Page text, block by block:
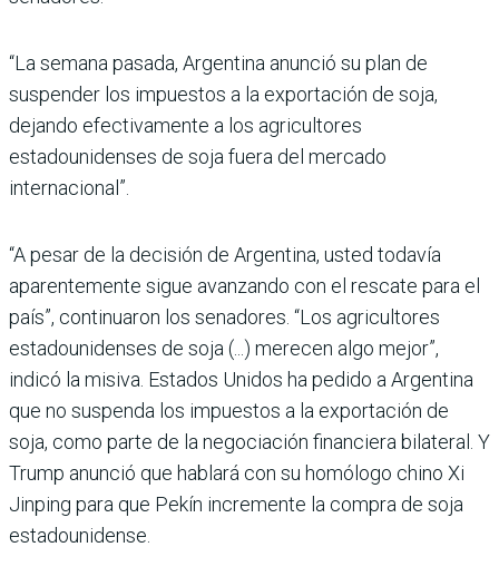
“La semana pasada, Argentina anunció su plan de
suspender los impuestos a la exportación de soja,
dejando efectivamente a los agricultores
estadounidenses de soja fuera del mercado
internacional”.
“A pesar de la decisión de Argentina, usted todavía
aparentemente sigue avanzando con el rescate para el
país”, continuaron los senadores. “Los agricultores
estadounidenses de soja (...) merecen algo mejor”,
indicó la misiva. Estados Unidos ha pedido a Argentina
que no suspenda los impuestos a la exportación de
soja, como parte de la negociación financiera bilateral. Y
Trump anunció que hablará con su homólogo chino Xi
Jinping para que Pekín incremente la compra de soja
estadounidense.